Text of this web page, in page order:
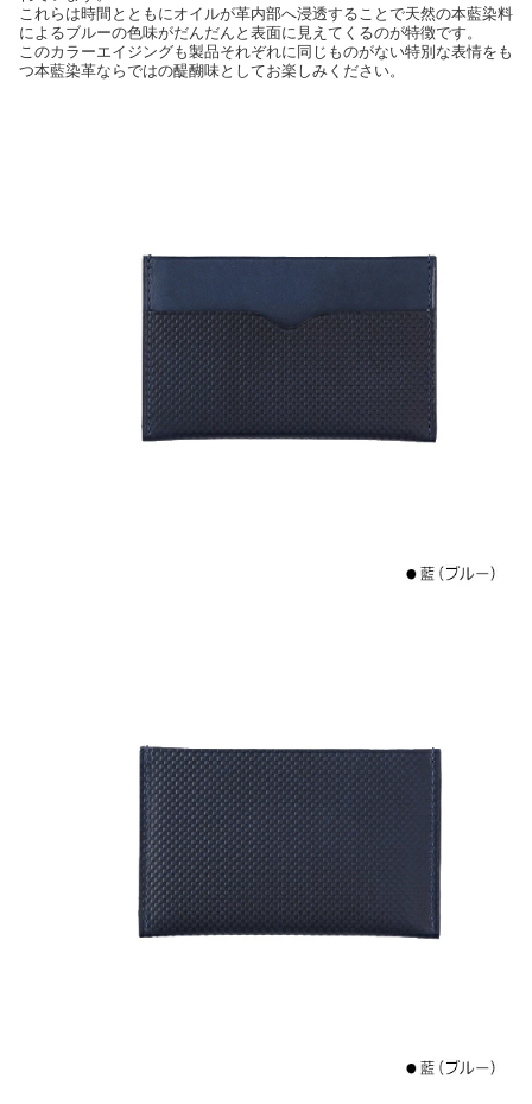
これらは時間とともにオイルが革内部へ浸透することで天然の本藍染料
によるブルーの色味がだんだんと表面に見えてくるのが特徴です。
このカラーエイジングも製品それぞれに同じものがない特別な表情をも
つ本藍染革ならではの醍醐味としてお楽しみください。